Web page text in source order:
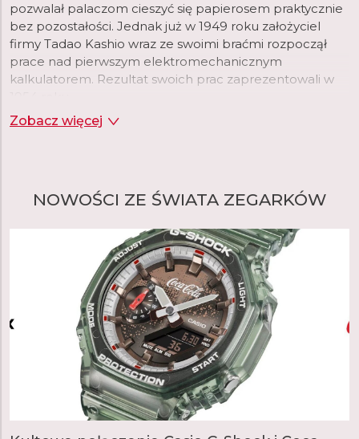
pozwalał palaczom cieszyć się papierosem praktycznie
bez pozostałości. Jednak już w 1949 roku założyciel
firmy Tadao Kashio wraz ze swoimi braćmi rozpoczął
prace nad pierwszym elektromechanicznym
kalkulatorem. Rezultat swoich prac zaprezentowali w
Dwadzieścia lat później, gdy firma rozszerzała swoje
z cyfrowym wyświetlaniem czasu, początkowo
jako okazję do wykorzystania swojej zaawansowanej
technologii układów scalonych opracowanej specjalnie
dla kalkulatorów. W rezultacie pierwszy Casiotron był
również pierwszym zegarkiem z automatycznym
kalendarzem, który prawidłowo ustawiał datę w
krótszych i dłuższych miesiącach. Wkrótce potem
zegarki Casio otrzymały inne zaawansowane funkcje,
takie jak wieczny kalendarz z poprawną funkcją lat
przestępnych, stoper, czas światowy i wiele innych. Ale
innowacje pojawiły się również w innych obszarach: po
raz pierwszy Casio zastosowało plastik w obudowie
Zobacz więcej
NOWOŚCI ZE ŚWIATA ZEGARKÓW